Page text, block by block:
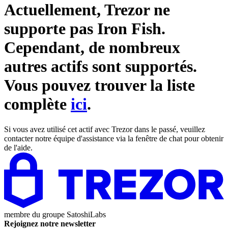
Actuellement, Trezor ne
supporte pas Iron Fish.
Cependant, de nombreux
autres actifs sont supportés.
Vous pouvez trouver la liste
complète ici.
Si vous avez utilisé cet actif avec Trezor dans le passé, veuillez
contacter notre équipe d'assistance via la fenêtre de chat pour obtenir
de l'aide.
membre du groupe SatoshiLabs
Rejoignez notre newsletter